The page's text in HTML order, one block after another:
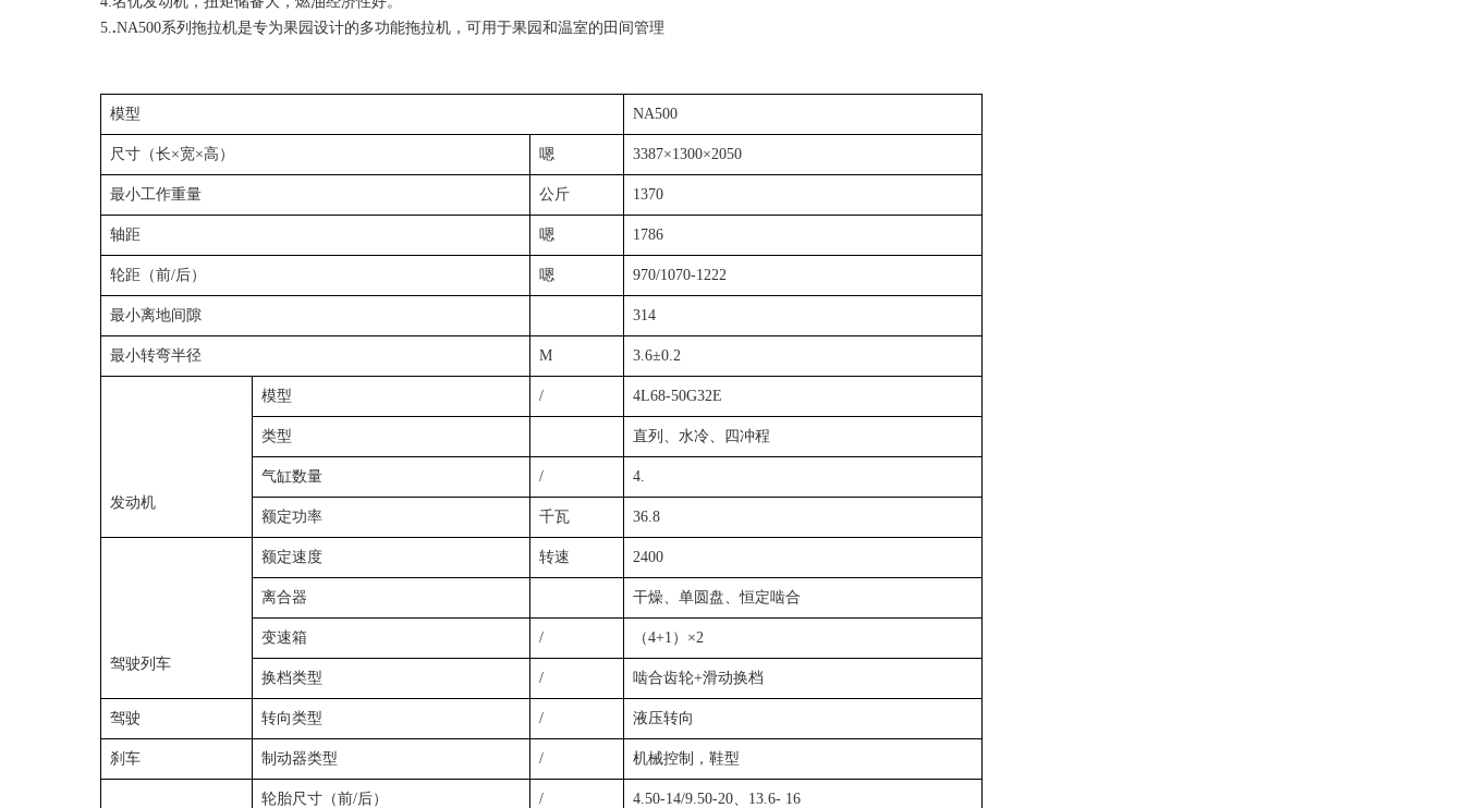
5..NA500系列拖拉机是专为果园设计的多功能拖拉机，可用于果园和温室的田间管理
模型 NA500
尺寸（长×宽×高） 嗯 3387×1300×2050
最小工作重量 公斤 1370
轴距 嗯 1786
轮距（前/后） 嗯 970/1070-1222
最小离地间隙 314
最小转弯半径 M 3.6±0.2
发动机
模型 / 4L68-50G32E
类型 直列、水冷、四冲程
气缸数量 / 4.
额定功率 千瓦 36.8
驾驶列车
额定速度 转速 2400
离合器 干燥、单圆盘、恒定啮合
变速箱 / （4+1）×2
换档类型 / 啮合齿轮+滑动换档
驾驶 转向类型 / 液压转向
刹车 制动器类型 / 机械控制，鞋型
轮胎尺寸（前/后） / 4.50-14/9.50-20、13.6- 16